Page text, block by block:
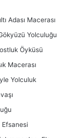
Adası Macerası
Yolculuğu
Öyküsü
Macerası
Yolculuk
Efsanesi